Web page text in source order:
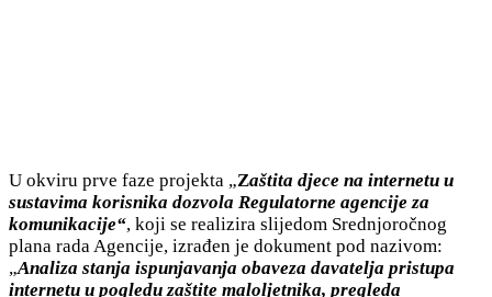
U okviru prve faze projekta „Zaštita djece na internetu u
sustavima korisnika dozvola Regulatorne agencije za
komunikacije“, koji se realizira slijedom Srednjoročnog
plana rada Agencije, izrađen je dokument pod nazivom:
„Analiza stanja ispunjavanja obaveza davatelja pristupa
internetu u pogledu zaštite maloljetnika, pregleda